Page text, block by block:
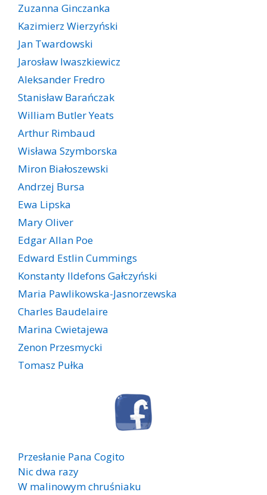
Zuzanna Ginczanka
Kazimierz Wierzyński
Jan Twardowski
Jarosław Iwaszkiewicz
Aleksander Fredro
Stanisław Barańczak
William Butler Yeats
Arthur Rimbaud
Wisława Szymborska
Miron Białoszewski
Andrzej Bursa
Ewa Lipska
Mary Oliver
Edgar Allan Poe
Edward Estlin Cummings
Konstanty Ildefons Gałczyński
Maria Pawlikowska-Jasnorzewska
Charles Baudelaire
Marina Cwietajewa
Zenon Przesmycki
Tomasz Pułka
Przesłanie Pana Cogito
Nic dwa razy
W malinowym chruśniaku